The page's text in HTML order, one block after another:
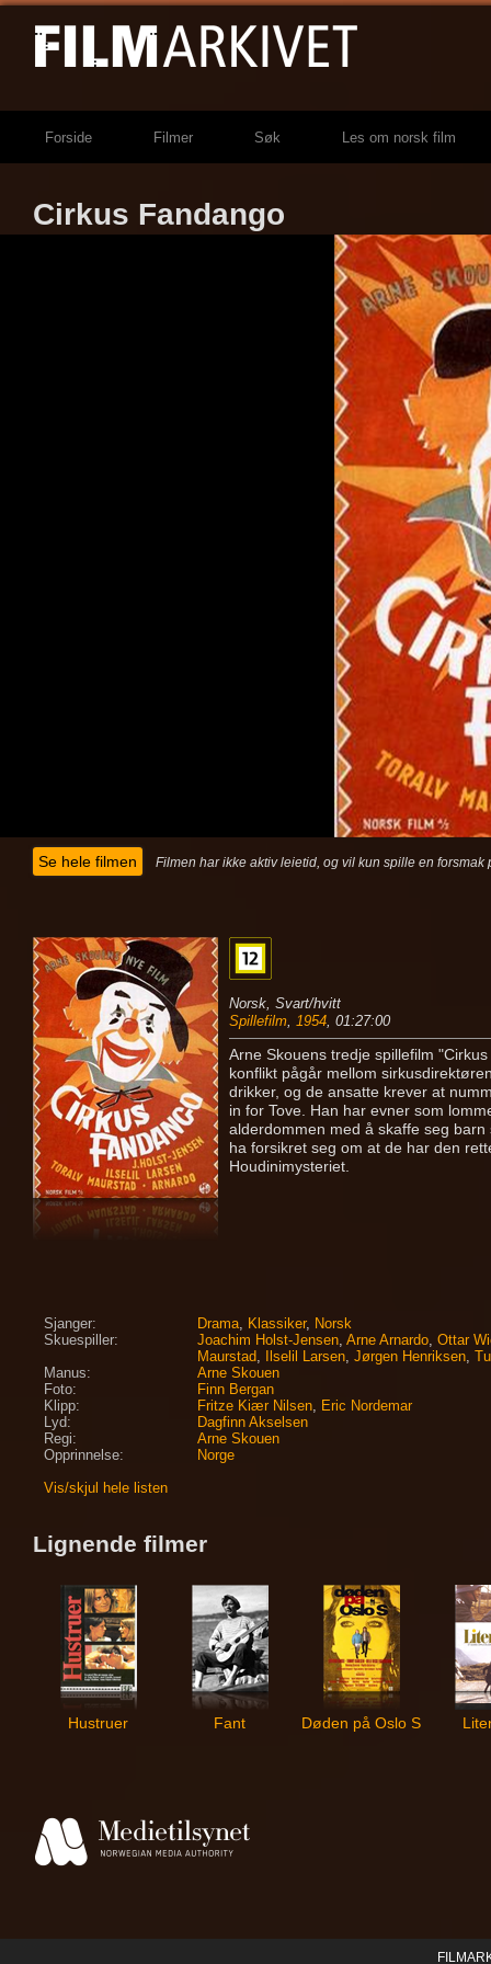
Forside Filmer Søk Les om norsk film
Cirkus Fandango
Se hele filmen Filmen har ikke aktiv leietid, og vil kun spille en forsmak
Norsk, Svart/hvitt
Spillefilm, 1954, 01:27:00
Arne Skouens tredje spillefilm
konflikt pågår mellom
drikker, og de ansatte krever at
in for Tove. Han har evner som
alderdommen med å skaffe seg
ha forsikret seg om at de har den
Houdinimysteriet.
Sjanger: Drama, Klassiker, Norsk
Skuespiller:
Joachim Holst-Jensen, Arne Arnardo, Ottar
Maurstad, Ilselil Larsen, Jørgen Henriksen,
Manus:
Arne Skouen
Foto:
Finn Bergan
Klipp:
Fritze Kiær Nilsen, Eric Nordemar
Lyd:
Dagfinn Akselsen
Regi:
Arne Skouen
Opprinnelse:
Norge
Vis/skjul hele listen
Lignende filmer
Hustruer Fant Døden på Oslo S